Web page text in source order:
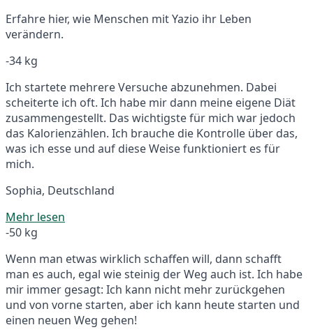
Erfahre hier, wie Menschen mit Yazio ihr Leben
verändern.
-34 kg
Ich startete mehrere Versuche abzunehmen. Dabei
scheiterte ich oft. Ich habe mir dann meine eigene Diät
zusammengestellt. Das wichtigste für mich war jedoch
das Kalorienzählen. Ich brauche die Kontrolle über das,
was ich esse und auf diese Weise funktioniert es für
mich.
Sophia, Deutschland
Mehr lesen
-50 kg
Wenn man etwas wirklich schaffen will, dann schafft
man es auch, egal wie steinig der Weg auch ist. Ich habe
mir immer gesagt: Ich kann nicht mehr zurückgehen
und von vorne starten, aber ich kann heute starten und
einen neuen Weg gehen!